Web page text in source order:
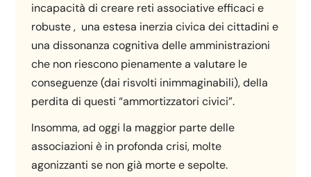
incapacità di creare reti associative efficaci e
robuste , una estesa inerzia civica dei cittadini e
una dissonanza cognitiva delle amministrazioni
che non riescono pienamente a valutare le
conseguenze (dai risvolti inimmaginabili), della
perdita di questi “ammortizzatori civici”.
Insomma, ad oggi la maggior parte delle
associazioni è in profonda crisi, molte
agonizzanti se non già morte e sepolte.